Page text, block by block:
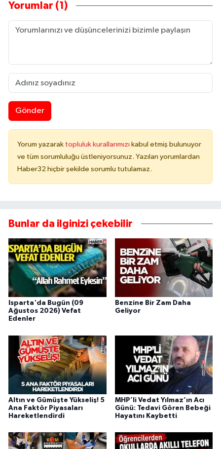
Yorumlar (1)
Gönder
Yorum yazarak topluluk kurallarımızı kabul etmiş bulunuyor
ve tüm sorumluluğu üstleniyorsunuz. Yazılan yorumlardan
Haber32 hiçbir şekilde sorumlu tutulamaz.
Bunlar da ilginizi çekebilir
Isparta'da Bugün (09
Ağustos 2026) Vefat
Edenler
Benzine Bir Zam Daha
Geliyor
Altın ve Gümüşte Yükseliş! 5
Ana Faktör Piyasaları
Hareketlendirdi
MHP’li Vedat Yılmaz’ın Acı
Günü: Tedavi Gören Bebeği
Hayatını Kaybetti